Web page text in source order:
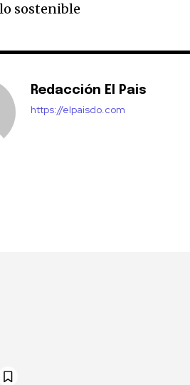
sostenible
Redacción El Pais
https://elpaisdo.com